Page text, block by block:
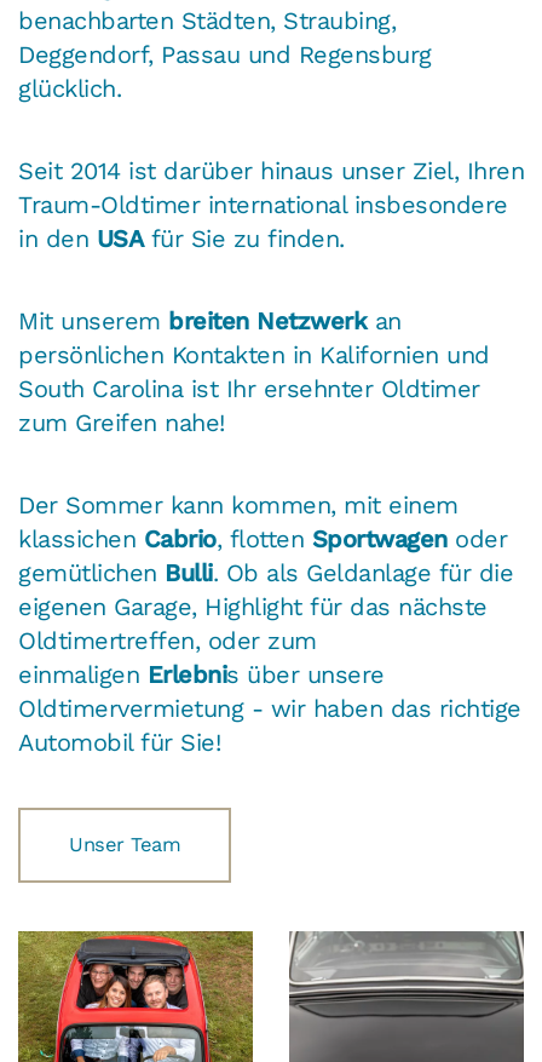
benachbarten Städten, Straubing,
Deggendorf, Passau und Regensburg
glücklich.
Seit 2014 ist darüber hinaus unser Ziel, Ihren
Traum-Oldtimer international insbesondere
in den USA für Sie zu finden.
Mit unserem breiten Netzwerk an
persönlichen Kontakten in Kalifornien und
South Carolina ist Ihr ersehnter Oldtimer
zum Greifen nahe!
Der Sommer kann kommen, mit einem
klassichen Cabrio, flotten Sportwagen oder
gemütlichen Bulli. Ob als Geldanlage für die
eigenen Garage, Highlight für das nächste
Oldtimertreffen, oder zum
einmaligen Erlebnis über unsere
Oldtimervermietung - wir haben das richtige
Automobil für Sie!
Unser Team